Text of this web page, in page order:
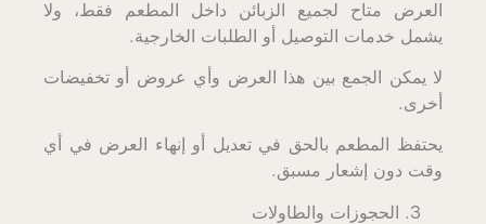
العرض متاح لجميع الزبائن داخل المطعم فقط، ولا
يشمل خدمات التوصيل أو الطلبات الخارجية.
لا يمكن الجمع بين هذا العرض وأي عروض أو تخفيضات
أخرى.
يحتفظ المطعم بالحق في تعديل أو إنهاء العرض في أي
وقت دون إشعار مسبق.
الحجوزات والطاولات